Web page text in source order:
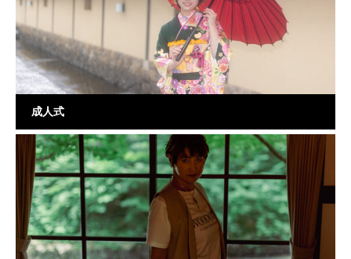
成人式